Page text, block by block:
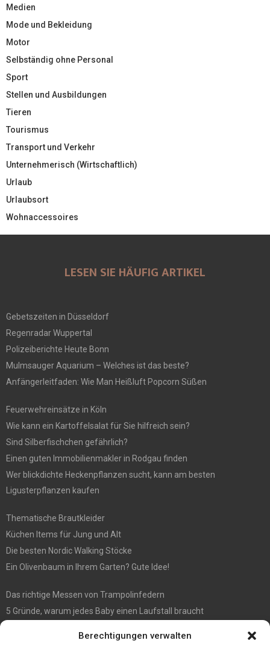
Berechtigungen verwalten
Medien
Mode und Bekleidung
Motor
Selbständig ohne Personal
Sport
Stellen und Ausbildungen
Tieren
Tourismus
Transport und Verkehr
Unternehmerisch (Wirtschaftlich)
Urlaub
Urlaubsort
Wohnaccessoires
LESEN SIE HÄUFIG ARTIKEL
Gebetszeiten in Düsseldorf
Regenradar Wuppertal
Polizeiberichte Heute Bonn
Mulmsauger Aquarium – Welches ist das beste?
Anfängerleitfaden: Wie Man Heißluft Popcorn Süßen
Feuerwehreinsätze in Köln
Wie kann ein Kartoffelsalat für Sie hilfreich sein?
Sind Silberfischchen gefährlich?
Einen guten Immobilienmakler in Rodgau finden
Wer blickdichte Heckenpflanzen sucht, kann am besten
Ligusterpflanzen kaufen
Thematische Brautkleider
Küchen Items für Jung und Alt
Die besten Nordic Walking Stöcke
Ein Olivenbaum in Ihrem Garten? Gute Idee!
Das richtige Messen von Trampolinfedern
5 Gründe, warum jedes Baby einen Laufstall braucht
Die automatisierte Sackentleerung bringt zahlreiche Vorteile mit